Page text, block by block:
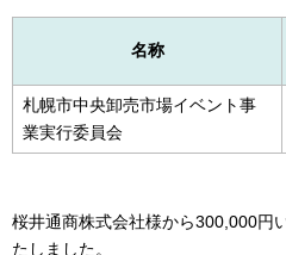
名称
札幌市中央卸売市場イベント事
業実行委員会
桜井通商株式会社様から300,000円
たしました。